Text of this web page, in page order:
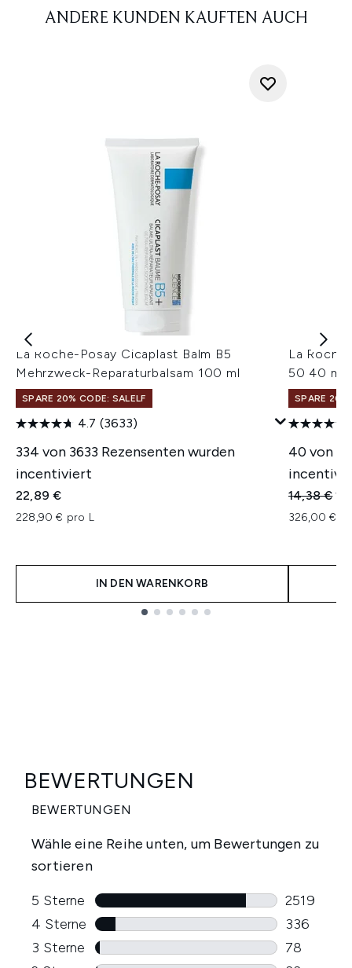
ANDERE KUNDEN KAUFTEN AUCH
La Roche-Posay Cicaplast Balm B5
Mehrzweck-Reparaturbalsam 100 ml
SPARE 20% CODE: SALELF
4.7 (3633)
334 von 3633 Rezensenten wurden
incentiviert
22,89 €
228,90 € pro L
IN DEN WARENKORB
La
50 40 ml
SPARE 20%
40 von
14,38 €
326,00 €